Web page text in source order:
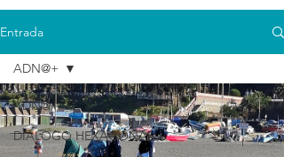
Entrada
ADN@+
DIALOGO HEXAGONAL
ADN@+